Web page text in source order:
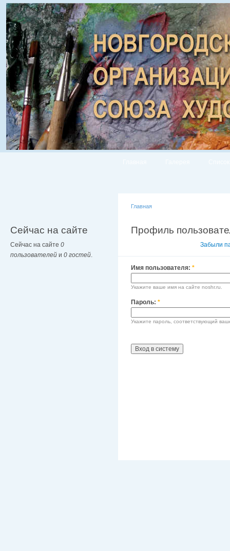
Сейчас на сайте
Сейчас на сайте 0
пользователей и 0 гостей.
Главная
Профиль
Забыли
Имя пользователя: *
Укажите ваше имя на сайте noshr.ru.
Пароль: *
Укажите пароль, соответствующий